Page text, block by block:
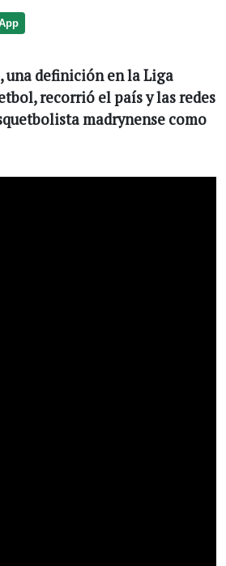
una definición en la Liga
recorrió el país y las redes
madrynense como